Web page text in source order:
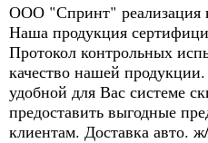
ООО "Спринт" реализация
Наша продукция
Протокол контрольных
качество нашей
удобной для Вас системе
предоставить выгодные
клиентам. Доставка авто.